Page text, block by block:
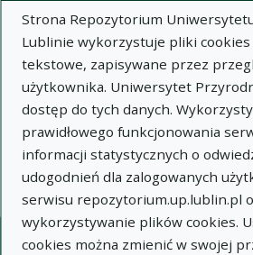
Strona Repozytorium
Lublinie wykorzystuje pliki cookies
tekstowe, zapisywane przez
użytkownika. Uniwersytet
dostęp do tych danych.
prawidłowego funkcjonowania
informacji statystycznych o
udogodnień dla zalogowanych
serwisu repozytorium.up.lublin.pl
wykorzystywanie plików cookies.
cookies można zmienić w swojej
Repozytorium